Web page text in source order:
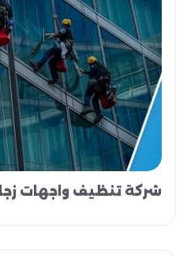
شركة تنظيف واجهات